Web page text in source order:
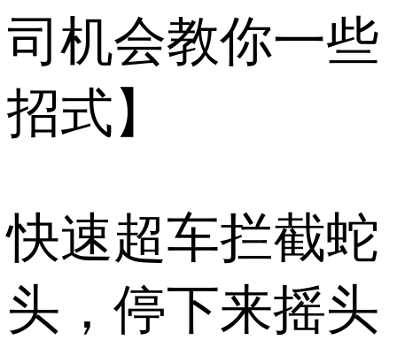
司机会教你一些
招式】
快速超车拦截蛇
头，停下来摇头